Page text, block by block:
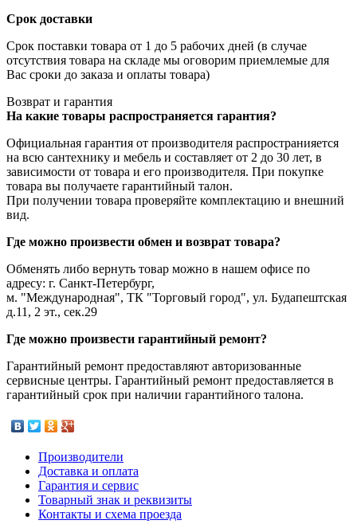
Срок доставки
Срок поставки товара от 1 до 5 рабочих дней (в случае
отсутствия товара на складе мы оговорим приемлемые для
Вас сроки до заказа и оплаты товара)
Возврат и гарантия
На какие товары распространяется гарантия?
Официальная гарантия от производителя распространияется
на всю сантехнику и мебель и составляет от 2 до 30 лет, в
зависимости от товара и его производителя. При покупке
товара вы получаете гарантийный талон.
При получении товара проверяйте комплектацию и внешний
вид.
Где можно произвести обмен и возврат товара?
Обменять либо вернуть товар можно в нашем офисе по
адресу: г. Санкт-Петербург,
м. "Международная", ТК "Торговый город", ул. Будапештская
д.11, 2 эт., сек.29
Где можно произвести гарантийный ремонт?
Гарантийный ремонт предоставляют авторизованные
сервисные центры. Гарантийный ремонт предоставляется в
гарантийный срок при наличии гарантийного талона.
Производители
Доставка и оплата
Гарантия и сервис
Товарный знак и реквизиты
Контакты и схема проезда